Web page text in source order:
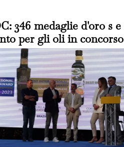
346 medaglie d'oro s e
per gli oli in concorso